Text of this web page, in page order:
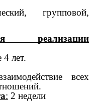
групповой,
реализации
4 лет.
всех
: 2 недели